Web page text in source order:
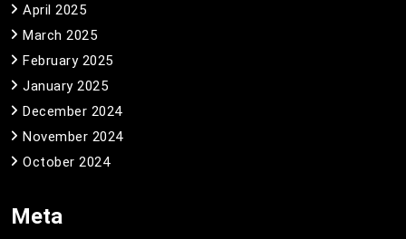
April 2025
March 2025
February 2025
January 2025
December 2024
November 2024
October 2024
Meta